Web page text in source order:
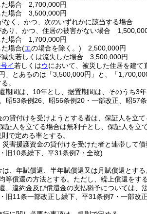
た場合 2,700,000円
た場合 3,500,000円
なく、かつ、次のいずれかに該当する場合
あり、かつ、住居の被害がない場合
た場合 1,700,000円
場合(エの場合を除く。) 2,500,000円
滅失若しくは流失した場合 3,500,000円
イ若しくはウにおいて、被災した住居を建
」とあるのは「3,500,000円」と、「
。
期間は、10年とし、据置期間は、そのうち3年
昭53条例26、昭56条例20・一部改正、昭57
の貸付けを受けようとする者は、保証人を立て
証人を立てる場合は無利子とし、保証人を
で定める率とする。
害援護資金の貸付けを受けた者と連帯して
旧10条繰下、平31条例7・全改)
、年賦償還、半年賦償還又は月賦償還とする
等償還の方法とする。 ただし、繰上償還をす
、違約金及び償還金の支払猶予については、
旧11条一部改正し繰下、平31条例7・一部改